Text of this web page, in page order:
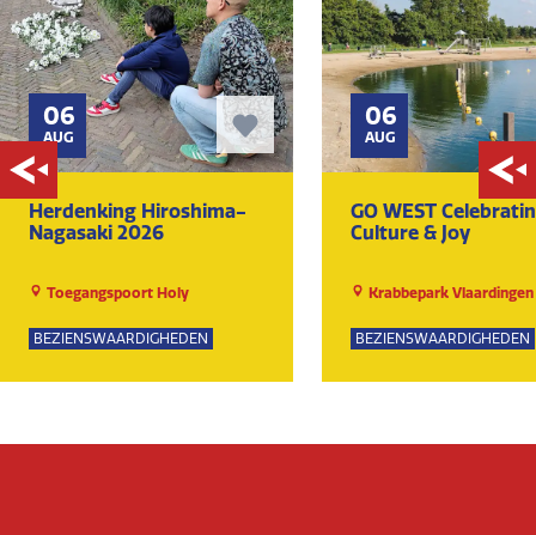
06
AUG
Herdenking Hiroshima-
Nagasaki 2026
Toegangspoort Holy
BEZIENSWAARDIGHEDEN
06
AUG
GO WEST
Culture & Joy
Krabbepark Vlaardingen
BEZIENSWAARDIGHEDEN